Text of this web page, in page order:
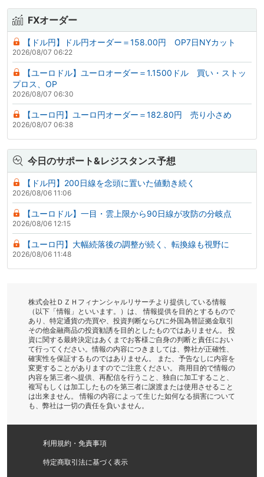
FXオーダー
【ドル円】ドル円オーダー＝158.00円 OP7日NYカット
2026/08/07 06:22
【ユーロドル】ユーロオーダー＝1.1500ドル 買い・ストッ
プロス、OP
2026/08/07 06:30
【ユーロ円】ユーロ円オーダー＝182.80円 売り小さめ
2026/08/07 06:38
今日のサポート&レジスタンス予想
【ドル円】200日線を念頭に置いた値動き続く
2026/08/06 11:06
【ユーロドル】一目・雲上限から90日線が攻防の分岐点
2026/08/06 12:15
【ユーロ円】大幅続落後の調整が続く、転換線も視野に
2026/08/06 11:48
株式会社ＤＺＨフィナンシャルリサーチより提供している情報
（以下「情報」といいます。）は、 情報提供を目的とするもので
あり、特定通貨の売買や、投資判断ならびに外国為替証拠金取引
その他金融商品の投資勧誘を目的としたものではありません。 投
資に関する最終決定はあくまでお客様ご自身の判断と責任におい
て行ってください。情報の内容につきましては、弊社が正確性、
確実性を保証するものではありません。 また、予告なしに内容を
変更することがありますのでご注意ください。 商用目的で情報の
内容を第三者へ提供、再配信を行うこと、独自に加工すること、
複写もしくは加工したものを第三者に譲渡または使用させること
は出来ません。 情報の内容によって生じた如何なる損害について
も、弊社は一切の責任を負いません。
利用規約・免責事項
特定商取引法に基づく表示